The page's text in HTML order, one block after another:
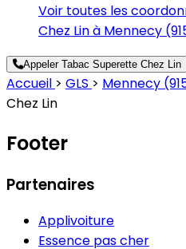
Voir toutes les
Chez Lin à Mennecy
Appeler Tabac Superette Chez Lin
Accueil > GLS > Mennecy
Chez Lin
Footer
Partenaires
Applivoiture
Essence pas cher